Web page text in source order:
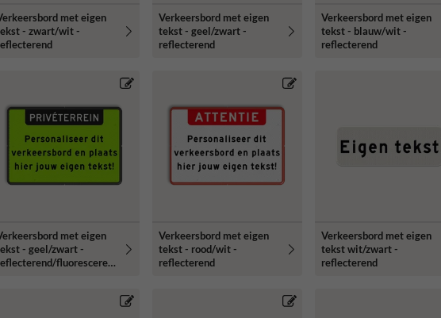
met eigen
- zwart/wit -
Verkeersbord met eigen
tekst - geel/zwart -
reflecterend
Verkeersbord met eigen
tekst - blauw/wit -
reflecterend
met eigen
- geel/zwart -
fluoresceren
Verkeersbord met eigen
tekst - rood/wit -
reflecterend
Verkeersbord met eigen
tekst wit/zwart -
reflecterend